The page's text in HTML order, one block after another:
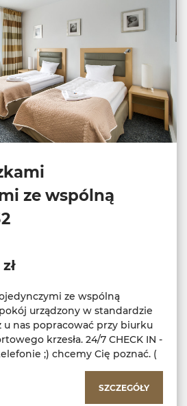
ze wspólną
ze wspólną
urządzony w standardzie
u nas popracować przy biurku
krzesła. 24/7 CHECK IN -
;) chcemy Cię poznać. (
SZCZEGÓŁY